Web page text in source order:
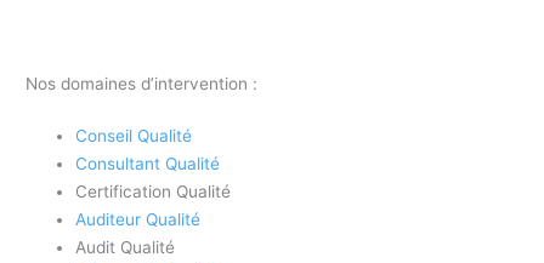
Nos domaines d’intervention :
Conseil Qualité
Consultant Qualité
Certification Qualité
Auditeur Qualité
Audit Qualité